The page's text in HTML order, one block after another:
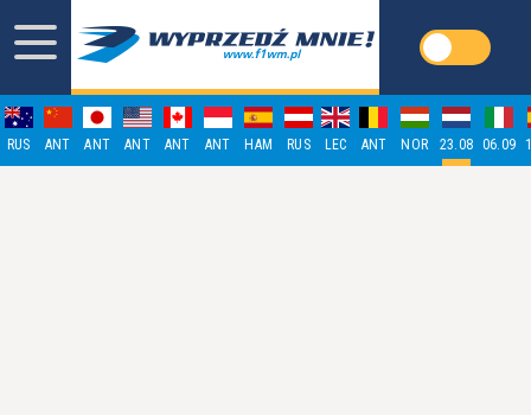
RUS ANT ANT ANT ANT ANT HAM RUS LEC ANT NOR 23.08 06.09